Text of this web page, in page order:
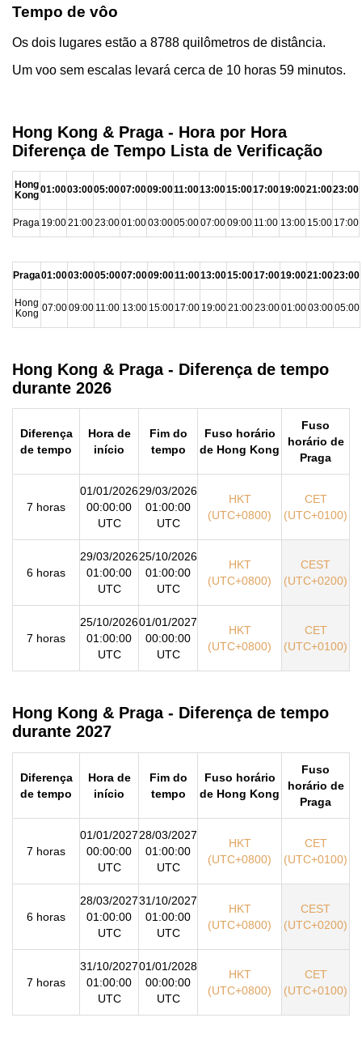
Tempo de vôo
Os dois lugares estão a 8788 quilômetros de distância.
Um voo sem escalas levará cerca de 10 horas 59 minutos.
Hong Kong & Praga - Hora por Hora
Diferença de Tempo Lista de Verificação
Hong
Kong01:0003:0005:0007:0009:0011:0013:0015:0017:0019:0021:0023:00
Praga 19:0021:0023:0001:0003:0005:0007:0009:00 11:00 13:00 15:00 17:00
Praga01:0003:0005:0007:0009:0011:0013:0015:0017:0019:0021:0023:00
Hong
Kong 07:0009:00 11:00 13:00 15:0017:00 19:0021:0023:0001:0003:0005:00
Hong Kong & Praga - Diferença de tempo
durante 2026
Diferença
de tempo
Hora de
início
Fim do
tempo
Fuso horário
de Hong Kong
Fuso
horário de
Praga
7 horas
01/01/2026
00:00:00
UTC
29/03/2026
01:00:00
UTC
HKT
(UTC+0800)
CET
(UTC+0100)
6 horas
29/03/2026
01:00:00
UTC
25/10/2026
01:00:00
UTC
HKT
(UTC+0800)
CEST
(UTC+0200)
7 horas
25/10/2026
01:00:00
UTC
01/01/2027
00:00:00
UTC
HKT
(UTC+0800)
CET
(UTC+0100)
Hong Kong & Praga - Diferença de tempo
durante 2027
Diferença
de tempo
Hora de
início
Fim do
tempo
Fuso horário
de Hong Kong
Fuso
horário de
Praga
7 horas
01/01/2027
00:00:00
UTC
28/03/2027
01:00:00
UTC
HKT
(UTC+0800)
CET
(UTC+0100)
6 horas
28/03/2027
01:00:00
UTC
31/10/2027
01:00:00
UTC
HKT
(UTC+0800)
CEST
(UTC+0200)
7 horas
31/10/2027
01:00:00
UTC
01/01/2028
00:00:00
UTC
HKT
(UTC+0800)
CET
(UTC+0100)